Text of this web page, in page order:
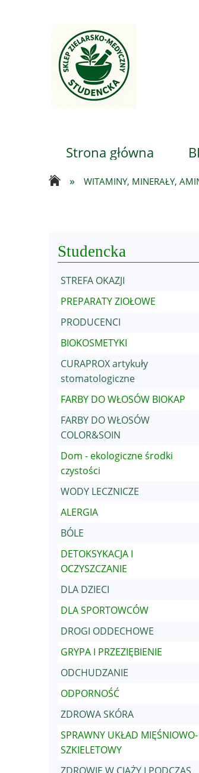
Strona główna
» WITAMINY, MINERAŁY,
Studencka
STREFA OKAZJI
PREPARATY ZIOŁOWE
PRODUCENCI
BIOKOSMETYKI
CURAPROX artykuły
stomatologiczne
FARBY DO WŁOSÓW BIOKAP
FARBY DO WŁOSÓW
COLOR&SOIN
Dom - ekologiczne środki
czystości
WODY LECZNICZE
ALERGIA
BÓLE
DETOKSYKACJA I
OCZYSZCZANIE
DLA DZIECI
DLA SPORTOWCÓW
DROGI ODDECHOWE
GRYPA I PRZEZIĘBIENIE
ODCHUDZANIE
ODPORNOŚĆ
ZDROWA SKÓRA
SPRAWNY UKŁAD MIĘŚNIOWO-
SZKIELETOWY